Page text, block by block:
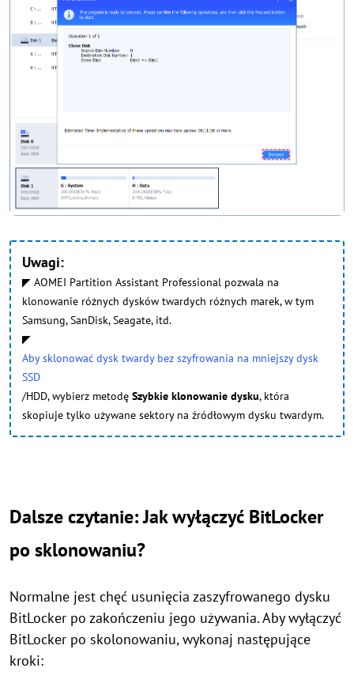
Uwagi:
◤ AOMEI Partition Assistant Professional pozwala na
klonowanie różnych dysków twardych różnych marek, w tym
Samsung, SanDisk, Seagate, itd.
◤
Aby sklonować dysk twardy bez szyfrowania na mniejszy dysk
SSD
/HDD, wybierz metodę Szybkie klonowanie dysku, która
skopiuje tylko używane sektory na źródłowym dysku twardym.
Dalsze czytanie: Jak wyłączyć BitLocker
po sklonowaniu?
Normalne jest chęć usunięcia zaszyfrowanego dysku
BitLocker po zakończeniu jego używania. Aby wyłączyć
BitLocker po skolonowaniu, wykonaj następujące
kroki: